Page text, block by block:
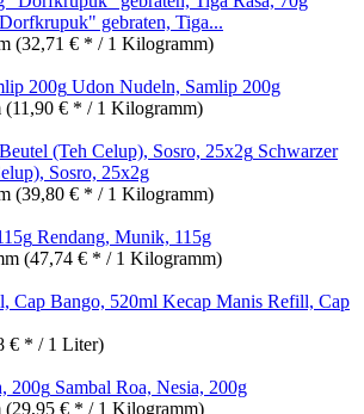
gebraten, Tiga...
(32,71 € * / 1 Kilogramm)
Udon Nudeln, Samlip 200g
(11,90 € * / 1 Kilogramm)
Schwarzer
Sosro, 25x2g
(39,80 € * / 1 Kilogramm)
Rendang, Munik, 115g
(47,74 € * / 1 Kilogramm)
Kecap Manis Refill, Cap
€ * / 1 Liter)
Sambal Roa, Nesia, 200g
(29,95 € * / 1 Kilogramm)